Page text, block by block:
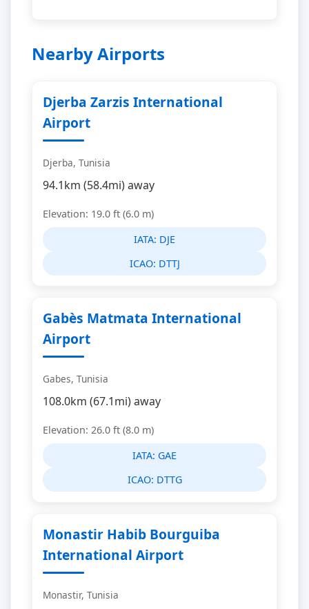
Nearby Airports
Djerba Zarzis International
Airport
Djerba, Tunisia
94.1km (58.4mi) away
Elevation: 19.0 ft (6.0 m)
IATA: DJE
ICAO: DTTJ
Gabès Matmata International
Airport
Gabes, Tunisia
108.0km (67.1mi) away
Elevation: 26.0 ft (8.0 m)
IATA: GAE
ICAO: DTTG
Monastir Habib Bourguiba
International Airport
Monastir, Tunisia